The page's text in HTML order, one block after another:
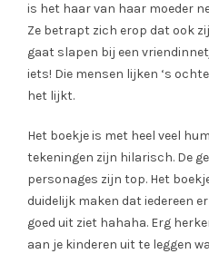
is het haar van haar moeder
Ze betrapt zich erop dat ook
gaat slapen bij een
iets! Die mensen lijken ‘s
het lijkt.
Het boekje is met heel veel
tekeningen zijn hilarisch. De
personages zijn top. Het
duidelijk maken dat iedereen
goed uit ziet hahaha. Erg
aan je kinderen uit te leggen